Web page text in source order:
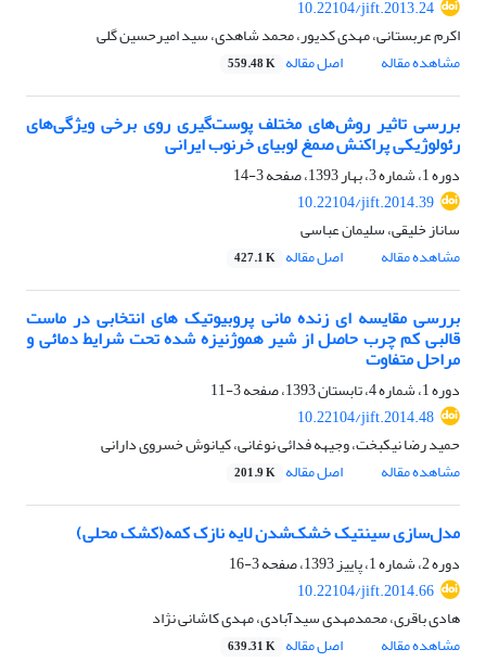
10.22104/jift.2013.24
اکرم عربستانی، مهدی کدیور، محمد شاهدی، سید امیرحسین گلی
مشاهده مقاله
اصل مقاله 559.48 K
بررسی تاثیر روش‌های مختلف پوست‌گیری روی برخی ویژگی‌های
رئولوژیکی پراکنش صمغ لوبیای خرنوب ایرانی
دوره 1، شماره 3، بهار 1393، صفحه
3-14
10.22104/jift.2014.39
ساناز خلیقی، سلیمان عباسی
مشاهده مقاله
اصل مقاله 427.1 K
بررسی مقایسه ای زنده مانی پروبیوتیک های انتخابی در ماست
قالبی کم چرب حاصل از شیر هموژنیزه شده تحت شرایط دمائی و
مراحل متفاوت
دوره 1، شماره 4، تابستان 1393، صفحه
3-11
10.22104/jift.2014.48
حمید رضا نیکبخت، وجیهه فدائی نوغانی، کیانوش خسروی دارانی
مشاهده مقاله
اصل مقاله 201.9 K
مدل‌سازی سینتیک خشک‌شدن لایه نازک کمه(کشک محلی)
دوره 2، شماره 1، پاییز 1393، صفحه
3-16
10.22104/jift.2014.66
هادی باقری، محمدمهدی سیدآبادی، مهدی کاشانی نژاد
مشاهده مقاله
اصل مقاله 639.31 K